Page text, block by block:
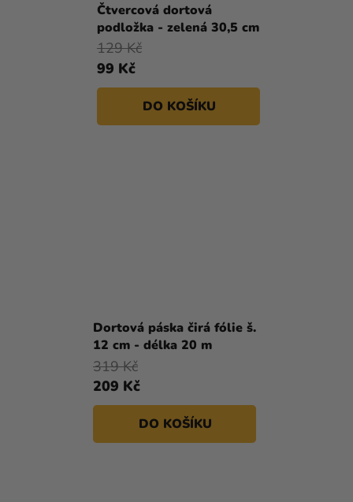
Čtvercová dortová
podložka - zelená 30,5 cm
99 Kč
129 Kč
DO KOŠÍKU
Dortová páska čirá fólie š.
12 cm - délka 20 m
209 Kč
319 Kč
DO KOŠÍKU